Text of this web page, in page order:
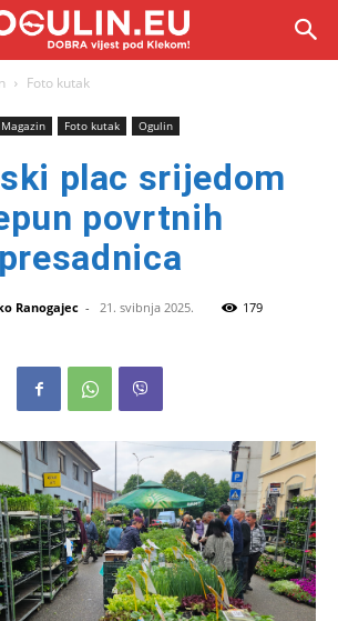
Foto kutak
Magazin Foto kutak Ogulin
plac srijedom
povrtnih
presadnica
Ranogajec - 21. svibnja 2025. 179